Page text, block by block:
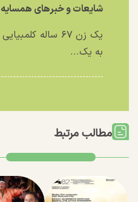
شایعات و خبر‌های
یک زن ۶۷ ساله
به یک...
مطالب مرتبط